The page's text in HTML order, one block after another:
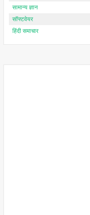
सामान्य ज्ञान
सॉफ्टवेयर
हिंदी समाचार